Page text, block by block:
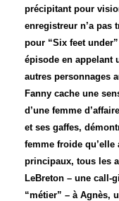
précipitant pour
enregistreur n’a pas
pour “Six feet
épisode en appelant
autres personnages
Fanny cache une
d’une femme
et ses gaffes,
femme froide
principaux, tous les
LeBreton – une call-
“métier” – à Agnès,